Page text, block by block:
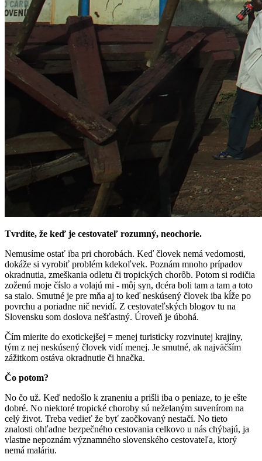
Tvrdíte, že keď je cestovateľ rozumný, neochorie.
Nemusíme ostať iba pri chorobách. Keď človek nemá vedomosti,
dokáže si vyrobiť problém kdekoľvek. Poznám mnoho prípadov
okradnutia, zmeškania odletu či tropických chorôb. Potom si rodičia
zoženú moje číslo a volajú mi - môj syn, dcéra boli tam a tam a toto
sa stalo. Smutné je pre mňa aj to keď neskúsený človek iba kĺže po
povrchu a poriadne nič nevidí. Z cestovateľských blogov tu na
Slovensku som doslova nešťastný. Úroveň je úbohá.
Čím mierite do exotickejšej = menej turisticky rozvinutej krajiny,
tým z nej neskúsený človek vidí menej. Je smutné, ak najväčším
zážitkom ostáva okradnutie či hnačka.
Čo potom?
No čo už. Keď nedošlo k zraneniu a prišli iba o peniaze, to je ešte
dobré. No niektoré tropické choroby sú neželaným suvenírom na
celý život. Treba vedieť že byť zaočkovaný nestačí. No tieto
znalosti ohľadne bezpečného cestovania celkovo u nás chýbajú, ja
vlastne nepoznám významného slovenského cestovateľa, ktorý
nemá maláriu.